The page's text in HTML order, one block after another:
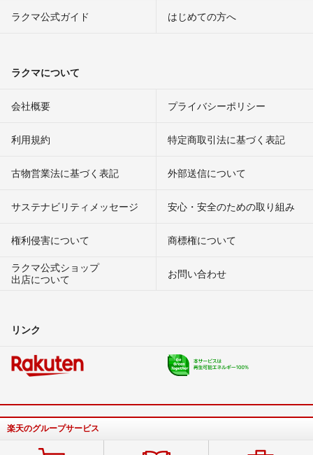
ラクマ公式ガイド はじめての方へ
ラクマについて
会社概要 プライバシーポリシー
利用規約 特定商取引法に基づく表記
古物営業法に基づく表記 外部送信について
サステナビリティメッセージ 安心・安全のための取り組み
権利侵害について
商標権について
ラクマ公式ショップ
出店について
お問い合わせ
リンク
楽天のグループサービス